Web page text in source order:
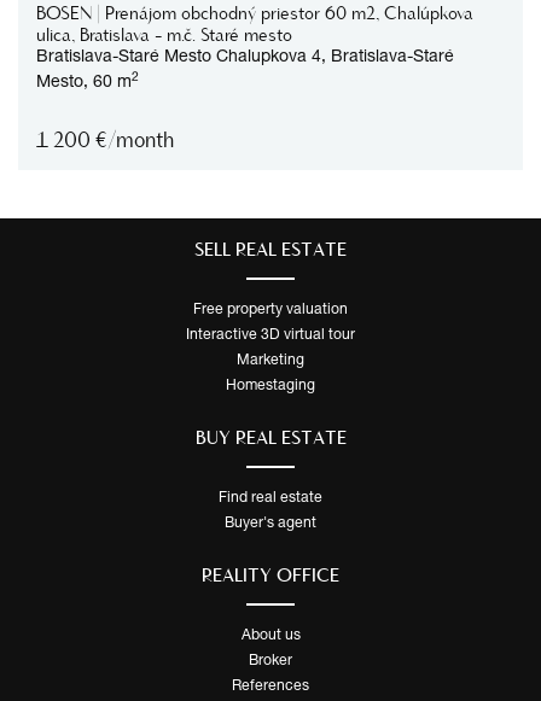
BOSEN | Prenájom obchodný priestor 60 m2, Chalúpkova
ulica, Bratislava - m.č. Staré mesto
Bratislava-Staré Mesto Chalupkova 4, Bratislava-Staré
Mesto, 60 m2
1 200 €/month
SELL ​​REAL ESTATE
Free property valuation
Interactive 3D virtual tour
Marketing
Homestaging
BUY REAL ESTATE
Find real estate
Buyer's agent
REALITY OFFICE
About us
Broker
References